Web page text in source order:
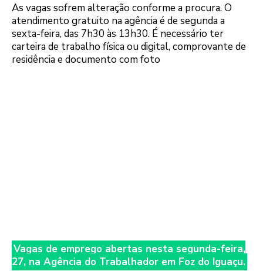
As vagas sofrem alteração conforme a procura. O
atendimento gratuito na agência é de segunda a
sexta-feira, das 7h30 às 13h30. É necessário ter
carteira de trabalho física ou digital, comprovante de
residência e documento com foto
Vagas de emprego abertas nesta segunda-feira,
27, na Agência do Trabalhador em Foz do Iguaçu.